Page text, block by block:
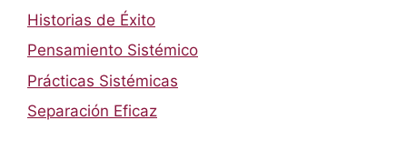
Historias de Éxito
Pensamiento Sistémico
Prácticas Sistémicas
Separación Eficaz